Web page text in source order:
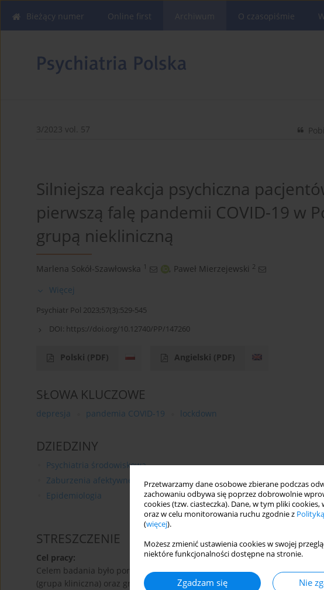
Przetwarzamy dane osobowe zbierane podczas
zachowaniu odbywa się poprzez dobrowolnie
cookies (tzw. ciasteczka). Dane, w tym pliki
oraz w celu monitorowania ruchu zgodnie z
(więcej).
Możesz zmienić ustawienia cookies w swojej
niektóre funkcjonalności dostępne na stronie.
Zgadzam się Nie
Bieżący numer Online first O czasopiśmie
3/2023 vol. 57
Silniejsza reakcja psychiczna
pierwszą falę pandemii COVID-19 w
grupą niekliniczną
Marlena Sokół-Szawłowska 1 , Paweł Mierzejewski 2
Więcej
Psychiatr Pol 2023;57(3):529-545
DOI: https://doi.org/10.12740/PP/147260
Polski (PDF) Angielski (PDF)
SŁOWA KLUCZOWE
depresja pandemia COVID-19 lockdown
DZIEDZINY
Psychiatria środowiskowa
Zaburzenia afektywne
Epidemiologia
STRESZCZENIE
Cel pracy:
Celem badania było porównanie subiektywnego stanu psychicznego
(grupa kliniczna) oraz grupy bez zaburzeń depresyjnych i innych